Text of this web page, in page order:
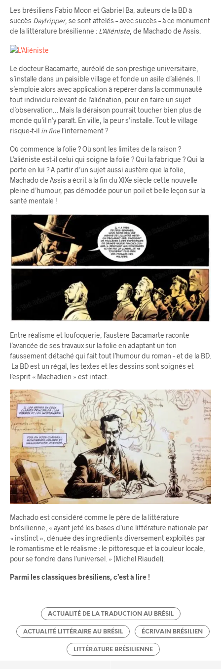
Les brésiliens Fabio Moon et Gabriel Ba, auteurs de la BD à
succès Daytripper, se sont attelés – avec succès – à ce monument
de la littérature brésilienne : L’Aliéniste , de Machado de Assis.
Le docteur Bacamarte, auréolé de son prestige universitaire,
s’installe dans un paisible village et fonde un asile d’aliénés. Il
s’emploie alors avec application à repérer dans la communauté
tout individu relevant de l’aliénation, pour en faire un sujet
d’observation… Mais la déraison pourrait toucher bien plus de
monde qu’il n’y paraît. En ville, la peur s’installe. Tout le village
risque-t-il in fine l’internement ?
Où commence la folie ? Où sont les limites de la raison ?
L’aliéniste est-il celui qui soigne la folie ? Qui la fabrique ? Qui la
porte en lui ? A partir d’un sujet aussi austère que la folie,
Machado de Assis a écrit à la fin du XIXe siècle cette nouvelle
pleine d’humour, pas démodée pour un poil et belle leçon sur la
santé mentale !
Entre réalisme et loufoquerie, l’austère Bacamarte raconte
l’avancée de ses travaux sur la folie en adaptant un ton
faussement détaché qui fait tout l’humour du roman – et de la BD.
La BD est un régal, les textes et les dessins sont soignés et
l’esprit « Machadien » est intact.
Machado est considéré comme le père de la littérature
brésilienne, « ayant jeté les bases d’une littérature nationale par
« instinct », dénuée des ingrédients diversement exploités par
le romantisme et le réalisme : le pittoresque et la couleur locale,
pour se fondre dans l’universel. » (Michel Riaudel).
Parmi les classiques brésiliens, c’est à lire !
ACTUALITÉ DE LA TRADUCTION AU BRÉSIL
ACTUALITÉ LITTÉRAIRE AU BRÉSIL ÉCRIVAIN BRÉSILIEN
LITTÉRATURE BRÉSILIENNE